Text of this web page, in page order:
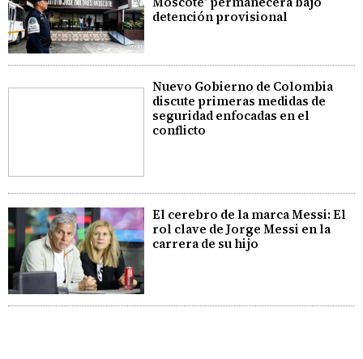
detención provisional
Nuevo Gobierno de Colombia
discute primeras medidas de
seguridad enfocadas en el
conflicto
El cerebro de la marca Messi: El
rol clave de Jorge Messi en la
carrera de su hijo